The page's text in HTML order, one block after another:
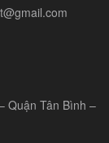
Quận Tân Bình –